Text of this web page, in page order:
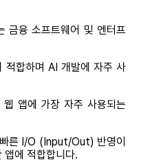
금융 소프트웨어 및 엔터프
합하며 AI 개발에 자주 사
앱에 가장 자주 사용되는
른 I/O (Input/Out) 반영이
앱에 적합합니다.